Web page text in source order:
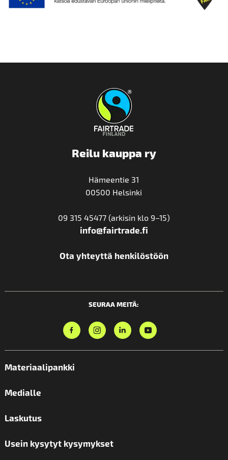
Reilu kauppa ry
Hämeentie 31
00500 Helsinki
09 315 45477 (arkisin klo 9–15)
info@fairtrade.fi
Ota yhteyttä henkilöstöön
SEURAA MEITÄ:
Materiaalipankki
Medialle
Laskutus
Usein kysytyt kysymykset